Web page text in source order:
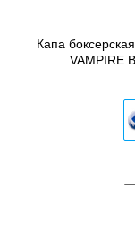
Капа
VAMPIRE